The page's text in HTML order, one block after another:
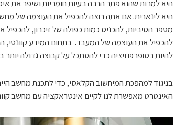
היא למרות שהוא פתר הרבה בעיות חומריות ושיפר את
היא לינארית. אם אתה רוצה להכפיל את העוצמה של
מספר הסיביות, להכניס כמות כפולה של זיכרון,
להכפיל את העוצמה של המעבד. בתחום המידע קוונטי,
להיות בסופרפוזיציה כדי להסתכל על קבוצה גדולה יותר
בניגוד למהפכת המיחשוב הקלאסי, כדי לתכנת מחשב
האינטרט מאפשרת לנו לקיים אינטראקציה עם מחשב